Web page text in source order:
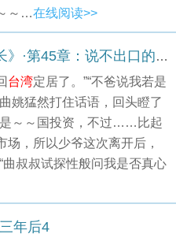
～…在线阅读>>
《豪门恋曲：吻上邪恶董事长》·第45章：说不出口的再见（五）
台湾定居了。”“不爸说我若是
姚猛然打住话语，回头瞪了
是～～国投资，不过……比起
，所以少爷这次离开后，
曲叔叔试探性般问我是否真心
年后4